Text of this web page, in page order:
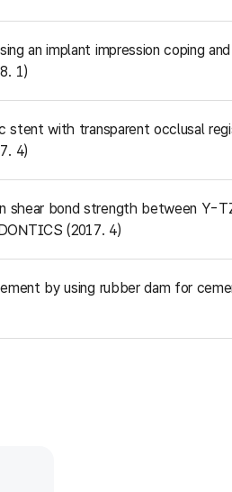
an implant impression coping
1)
stent with transparent occlusal
4)
bond strength between Y-
(2017. 4)
by using rubber dam for